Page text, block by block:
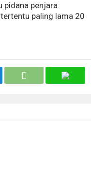
pidana penjara
paling lama 20